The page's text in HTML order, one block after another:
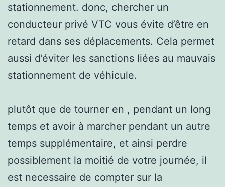
stationnement. donc, chercher un
conducteur privé VTC vous évite d’être en
retard dans ses déplacements. Cela permet
aussi d’éviter les sanctions liées au mauvais
stationnement de véhicule.
plutôt que de tourner en , pendant un long
temps et avoir à marcher pendant un autre
temps supplémentaire, et ainsi perdre
possiblement la moitié de votre journée, il
est necessaire de compter sur la